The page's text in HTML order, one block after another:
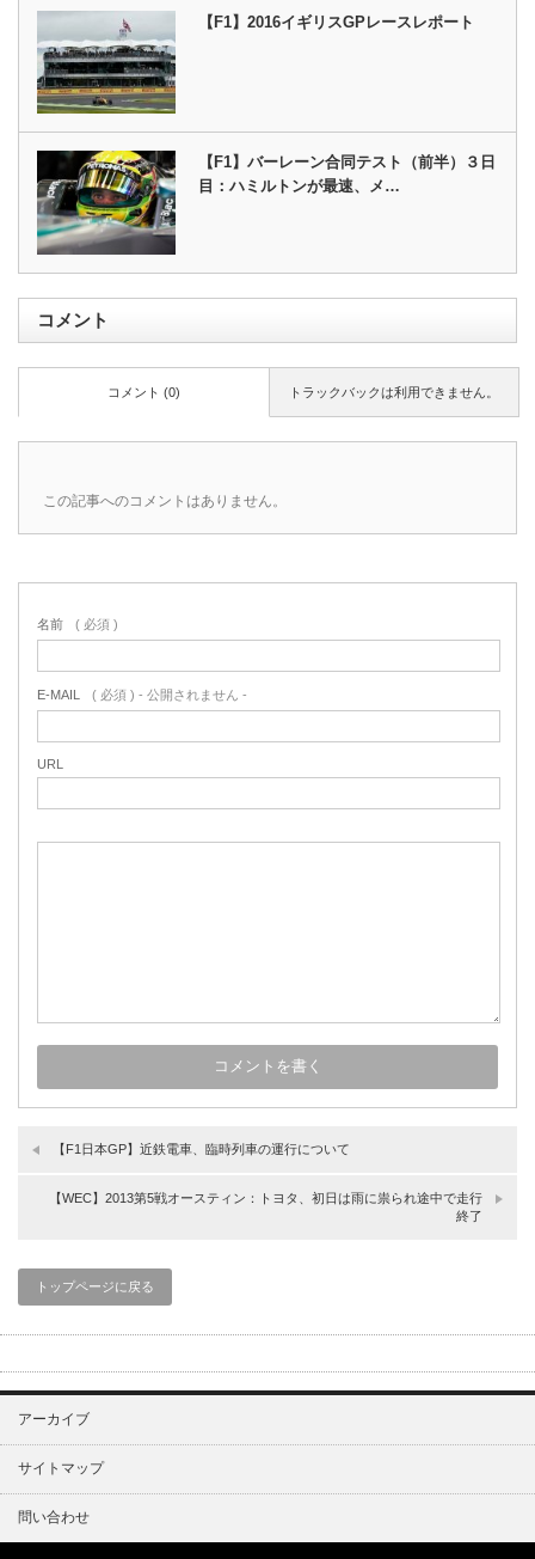
【F1】2016イギリスGPレースレポート
【F1】バーレーン合同テスト（前半）３日
目：ハミルトンが最速、メ…
コメント
トラックバックは利用できません。
コメント (0)
この記事へのコメントはありません。
名前 ( 必須 )
E-MAIL ( 必須 ) - 公開されません -
URL
【F1日本GP】近鉄電車、臨時列車の運行について
【WEC】2013第5戦オースティン：トヨタ、初日は雨に祟られ途中で走行
終了
トップページに戻る
アーカイブ
サイトマップ
問い合わせ